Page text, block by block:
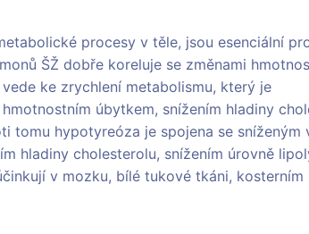
procesy v těle, jsou esenciální
ŠŽ dobře koreluje se změnami
ke zrychlení metabolismu, který je
úbytkem, snížením hladiny
tomu hypotyreóza je spojena se sníženým
hladiny cholesterolu, snížením úrovně
v mozku, bílé tukové tkáni, kosterním